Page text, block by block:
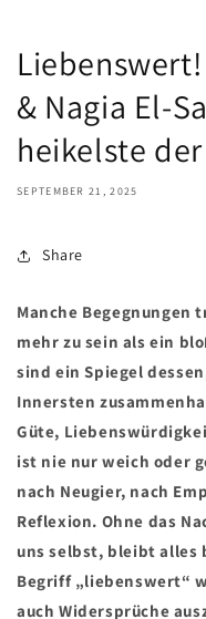
& Nagia El-
heikelste
SEPTEMBER 21, 2025
Share
Manche Begegnungen
mehr zu sein als ein
sind ein Spiegel
Innersten
Güte,
ist nie nur weich oder
nach Neugier, nach
Reflexion. Ohne das
uns selbst, bleibt alles
Begriff „liebenswert“
auch Widersprüche